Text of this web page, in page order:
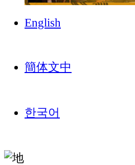
English
簡体文中
한국어